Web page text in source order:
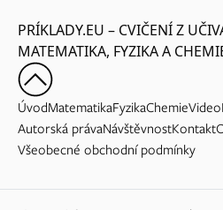
PRÍKLADY.EU – CVIČENÍ Z
MATEMATIKA, FYZIKA A
ÚvodMatematikaFyzikaChemieVideo
Autorská právaNávštěvnostKontakt
Všeobecné obchodní podmínky